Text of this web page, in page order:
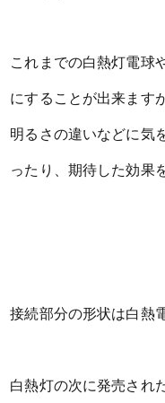
これまでの白熱灯電球
にすることが出来ます
明るさの違いなどに気
ったり、期待した効果
接続部分の形状は白熱
白熱灯の次に発売され